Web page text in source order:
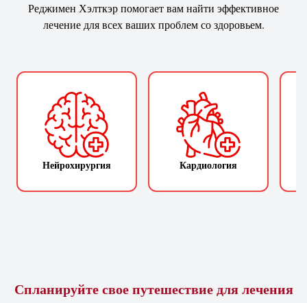
Реджимен Хэлткэр помогает вам найти эффективное
лечение для всех ваших проблем со здоровьем.
Нейрохирургия Кардиология
Спланируйте свое путешествие для лечения